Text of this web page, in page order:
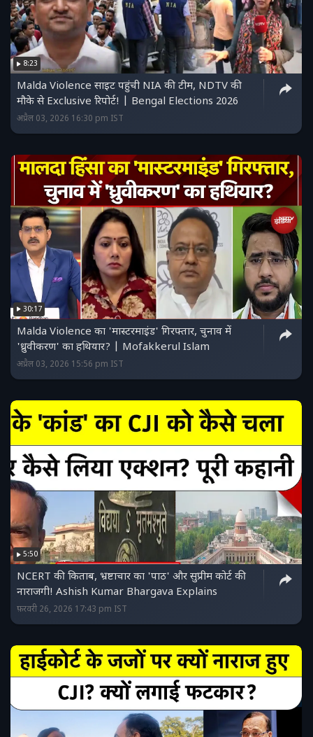
8:23
Malda Violence साइट पहुंची NIA की टीम, NDTV की
मौके से Exclusive रिपोर्ट! | Bengal Elections 2026
अप्रैल 03, 2026 16:30 pm IST
30:17
Malda Violence का 'मास्टरमाइंड' गिरफ्तार, चुनाव में
'ध्रुवीकरण' का हथियार? | Mofakkerul Islam
अप्रैल 03, 2026 15:56 pm IST
5:50
NCERT की किताब, भ्रष्टाचार का 'पाठ' और सुप्रीम कोर्ट की
नाराजगी! Ashish Kumar Bhargava Explains
फ़रवरी 26, 2026 17:43 pm IST